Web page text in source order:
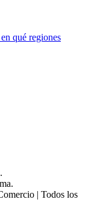
| Todos los